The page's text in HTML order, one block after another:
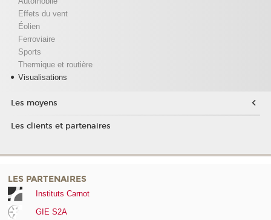
Effets du vent
Éolien
Ferroviaire
Sports
Thermique et routière
Visualisations
Les moyens
Les clients et partenaires
LES PARTENAIRES
Instituts Carnot
GIE S2A